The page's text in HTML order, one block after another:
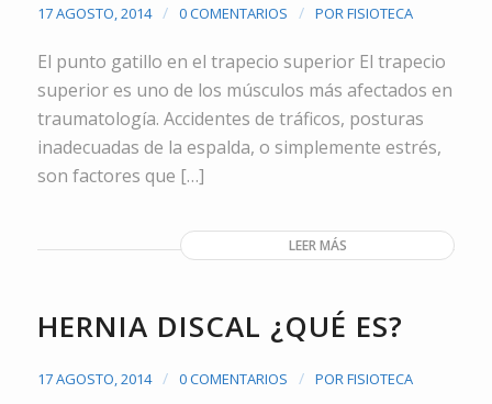
17 AGOSTO, 2014 / 0 COMENTARIOS / POR FISIOTECA
El punto gatillo en el trapecio superior El trapecio
superior es uno de los músculos más afectados en
traumatología. Accidentes de tráficos, posturas
inadecuadas de la espalda, o simplemente estrés,
son factores que […]
LEER MÁS
HERNIA DISCAL ¿QUÉ ES?
17 AGOSTO, 2014 / 0 COMENTARIOS / POR FISIOTECA